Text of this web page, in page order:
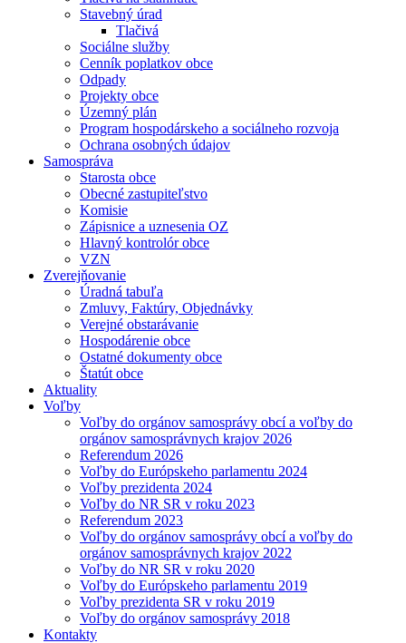
Stavebný úrad
Tlačivá
Sociálne služby
Cenník poplatkov obce
Odpady
Projekty obce
Územný plán
Program hospodárskeho a sociálneho rozvoja
Ochrana osobných údajov
Samospráva
Starosta obce
Obecné zastupiteľstvo
Komisie
Zápisnice a uznesenia OZ
Hlavný kontrolór obce
VZN
Zverejňovanie
Úradná tabuľa
Zmluvy, Faktúry, Objednávky
Verejné obstarávanie
Hospodárenie obce
Ostatné dokumenty obce
Štatút obce
Aktuality
Voľby
Voľby do orgánov samosprávy obcí a voľby do
orgánov samosprávnych krajov 2026
Referendum 2026
Voľby do Európskeho parlamentu 2024
Voľby prezidenta 2024
Voľby do NR SR v roku 2023
Referendum 2023
Voľby do orgánov samosprávy obcí a voľby do
orgánov samosprávnych krajov 2022
Voľby do NR SR v roku 2020
Voľby do Európskeho parlamentu 2019
Voľby prezidenta SR v roku 2019
Voľby do orgánov samosprávy 2018
Kontakty